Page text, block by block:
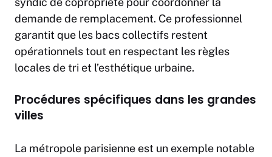
demande de remplacement. Ce professionnel
garantit que les bacs collectifs restent
opérationnels tout en respectant les règles
locales de tri et l’esthétique urbaine.
Procédures spécifiques dans les grandes
villes
La métropole parisienne est un exemple notable